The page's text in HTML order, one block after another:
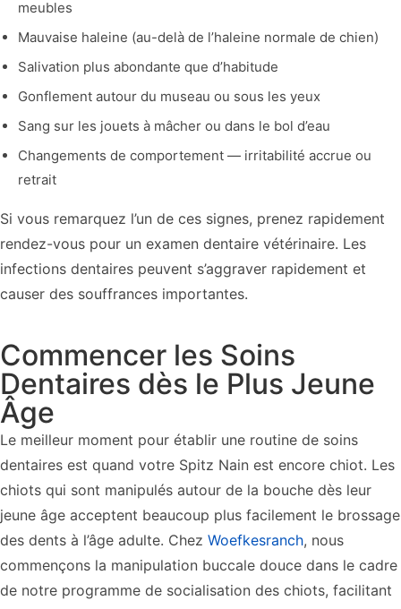
meubles
Mauvaise haleine (au-delà de l’haleine normale de chien)
Salivation plus abondante que d’habitude
Gonflement autour du museau ou sous les yeux
Sang sur les jouets à mâcher ou dans le bol d’eau
Changements de comportement — irritabilité accrue ou
retrait
Si vous remarquez l’un de ces signes, prenez rapidement
rendez-vous pour un examen dentaire vétérinaire. Les
infections dentaires peuvent s’aggraver rapidement et
causer des souffrances importantes.
Commencer les Soins
Dentaires dès le Plus Jeune
Âge
Le meilleur moment pour établir une routine de soins
dentaires est quand votre Spitz Nain est encore chiot. Les
chiots qui sont manipulés autour de la bouche dès leur
jeune âge acceptent beaucoup plus facilement le brossage
des dents à l’âge adulte. Chez Woefkesranch, nous
commençons la manipulation buccale douce dans le cadre
de notre programme de socialisation des chiots, facilitant